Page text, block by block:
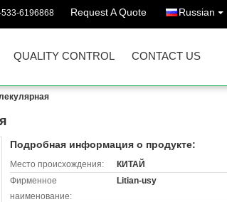
6196868 Request A Quote Russian
QUALITY CONTROL CONTACT US
Подробная информация о продукте:
Место происхождения:
КИТАЙ
Фирменное
наименование:
Litian-usy